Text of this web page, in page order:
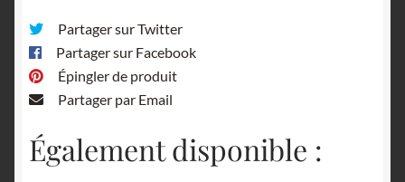
Partager sur Twitter
Partager sur Facebook
Épingler de produit
Partager par Email
Également disponible :